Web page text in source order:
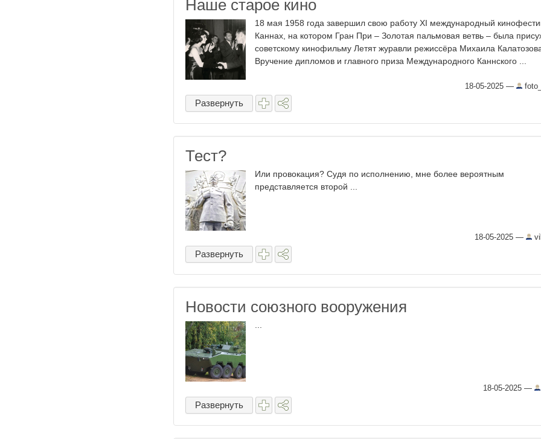
Наше старое кино
18 мая 1958 года завершил свою работу XI международный
Каннах, на котором Гран При – Золотая пальмовая ветвь – была
советскому кинофильму Летят журавли режиссёра Михаила
Вручение дипломов и главного приза Международного Каннского ...
18-05-2025 —
Развернуть
Тест?
Или провокация? Судя по исполнению, мне более вероятным
представляется второй ...
18-05-2025 —
Развернуть
Новости союзного вооружения
18-05-2025 —
Развернуть